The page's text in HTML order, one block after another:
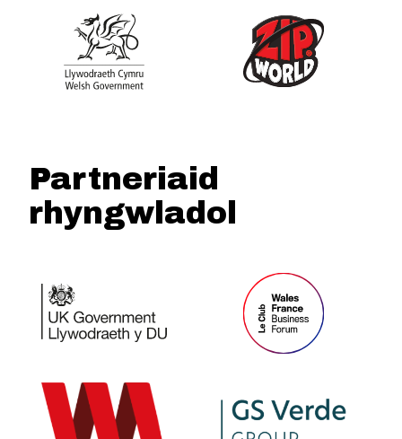
Partneriaid
rhyngwladol